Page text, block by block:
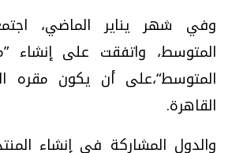
وفي شهر يناير الماضي،
المتوسط، واتفقت على إنشاء
المتوسط“،على أن يكون مقره
القاهرة.
والدول المشاركة في إنشاء